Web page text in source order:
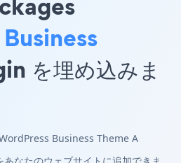
を埋め込みま
Business Theme A